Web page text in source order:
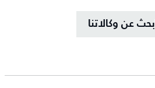
ابحث عن وكالاتنا